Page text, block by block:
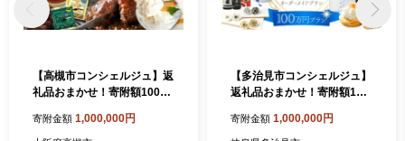
【高槻市コンシェルジュ】返
礼品おまかせ！寄附額100万
日用品 マッサージ 詰め合わ
寄附金額 1,000,000円
【多治見市コンシェルジュ】
返礼品おまかせ！寄附額100
寄附金額 1,000,000円